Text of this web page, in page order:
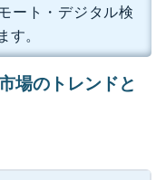
ート・デジタル検
す。
場のトレンドと